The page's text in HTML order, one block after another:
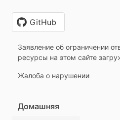
GitHub
Заявление об ограничении
ресурсы на этом сайте
Жалоба о нарушении
Домашняя